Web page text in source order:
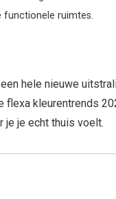
functionele ruimtes.
hele nieuwe
kleurentrends
je je echt thuis voelt.